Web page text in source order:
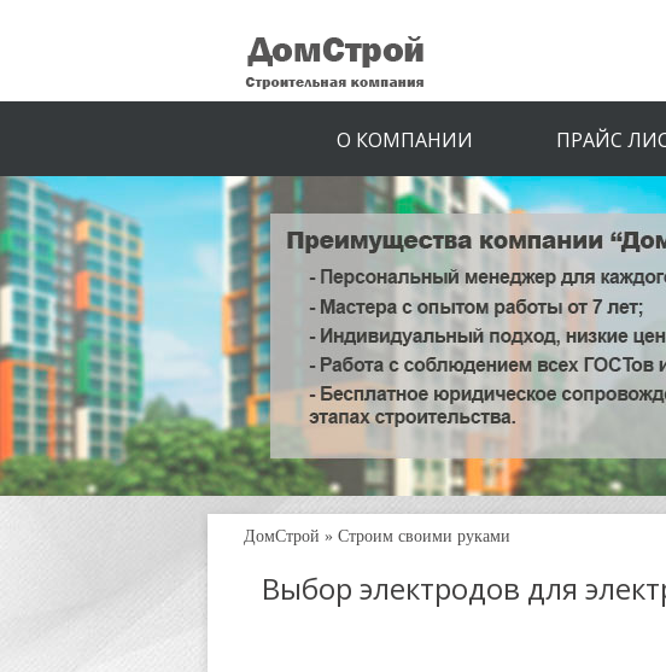
О КОМПАНИИ ПРАЙС
ДомСтрой » Строим своими руками
Выбор электродов для